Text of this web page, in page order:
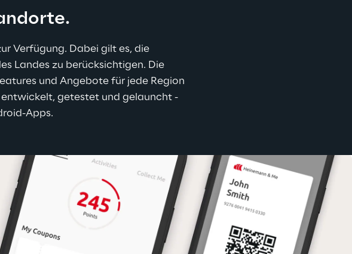
Verfügung. Dabei gilt es, die
Landes zu berücksichtigen. Die
und Angebote für jede Region
getestet und gelauncht -
Apps.